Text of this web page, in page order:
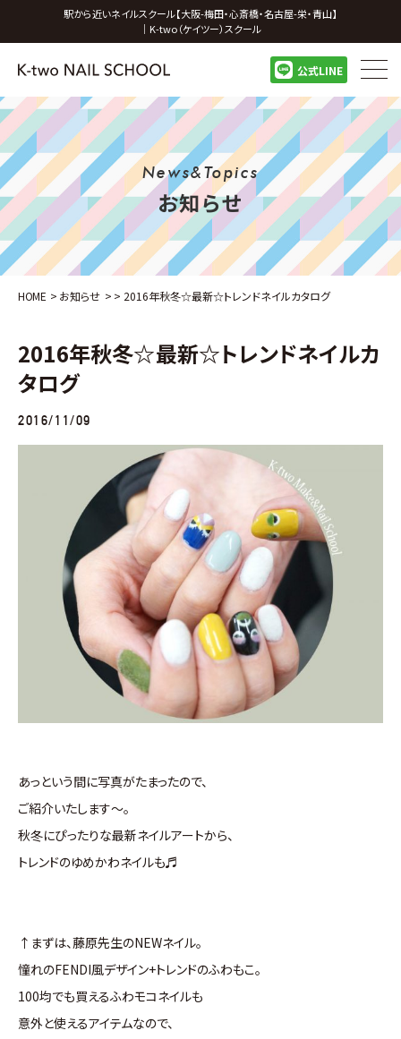
駅から近いネイルスクール【大阪-梅田・心斎橋・名古屋-栄・青山】
｜K-two（ケイツー）スクール
公式LINE
News&Topics
お知らせ
HOME > お知らせ > > 2016年秋冬☆最新☆トレンドネイルカタログ
2016年秋冬☆最新☆トレンドネイルカ
タログ
2016/11/09
あっという間に写真がたまったので、
ご紹介いたします～。
秋冬にぴったりな最新ネイルアートから、
トレンドのゆめかわネイルも♬
↑まずは、藤原先生のNEWネイル。
憧れのFENDI風デザイン+トレンドのふわもこ。
100均でも買えるふわモコネイルも
意外と使えるアイテムなので、